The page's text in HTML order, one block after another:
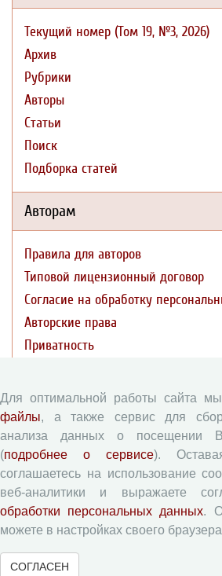
Текущий номер (Том 19, №3, 2026)
Архив
Рубрики
Авторы
Статьи
Поиск
Подборка статей
Авторам
Правила для авторов
Типовой лицензионный договор
Согласие на обработку
Авторские права
Приватность
Рецензентам
Памятка рецензенту
Форма рецензии
Журналы ВолНЦ РАН
Экономические и социальные
Для оптимальной работы сайта
файлы, а также сервис для
анализа данных о посещении
(подробнее о сервисе).
соглашаетесь на использование
веб-аналитики и выражаете
обработки персональных данных.
можете в настройках своего
СОГЛАСЕН